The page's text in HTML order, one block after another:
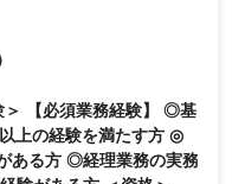
業務の実務